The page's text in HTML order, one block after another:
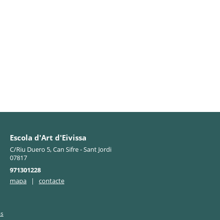
Escola d'Art d'Eivissa
C/Riu Duero 5, Can Sifre - Sant Jordi
07817
971301228
mapa
| contacte